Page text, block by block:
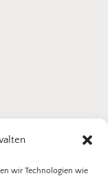
wir Technologien wie